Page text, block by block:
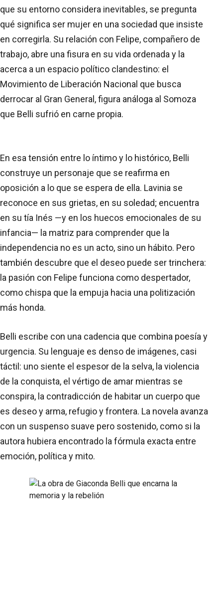
que su entorno considera inevitables, se pregunta
qué significa ser mujer en una sociedad que insiste
en corregirla. Su relación con Felipe, compañero de
trabajo, abre una fisura en su vida ordenada y la
acerca a un espacio político clandestino: el
Movimiento de Liberación Nacional que busca
derrocar al Gran General, figura análoga al Somoza
que Belli sufrió en carne propia.
En esa tensión entre lo íntimo y lo histórico, Belli
construye un personaje que se reafirma en
oposición a lo que se espera de ella. Lavinia se
reconoce en sus grietas, en su soledad; encuentra
en su tía Inés —y en los huecos emocionales de su
infancia— la matriz para comprender que la
independencia no es un acto, sino un hábito. Pero
también descubre que el deseo puede ser trinchera:
la pasión con Felipe funciona como despertador,
como chispa que la empuja hacia una politización
más honda.
Belli escribe con una cadencia que combina poesía y
urgencia. Su lenguaje es denso de imágenes, casi
táctil: uno siente el espesor de la selva, la violencia
de la conquista, el vértigo de amar mientras se
conspira, la contradicción de habitar un cuerpo que
es deseo y arma, refugio y frontera. La novela avanza
con un suspenso suave pero sostenido, como si la
autora hubiera encontrado la fórmula exacta entre
emoción, política y mito.